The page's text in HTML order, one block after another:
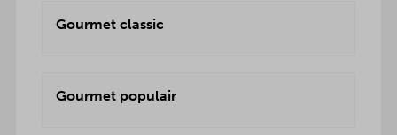
Gourmet classic
Gourmet populair